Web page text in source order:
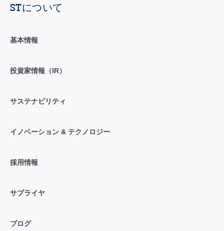
STについて
基本情報
投資家情報（IR）
サステナビリティ
イノベーション & テクノロジー
採用情報
サプライヤ
ブログ